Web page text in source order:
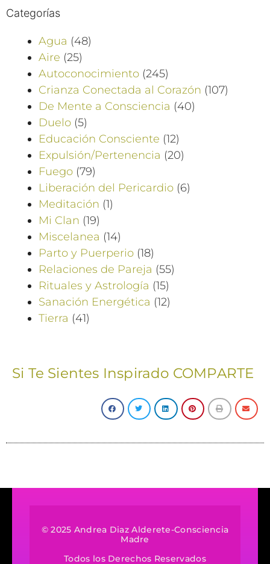
Categorías
Agua (48)
Aire (25)
Autoconocimiento (245)
Crianza Conectada al Corazón (107)
De Mente a Consciencia (40)
Duelo (5)
Educación Consciente (12)
Expulsión/Pertenencia (20)
Fuego (79)
Liberación del Pericardio (6)
Meditación (1)
Mi Clan (19)
Miscelanea (14)
Parto y Puerperio (18)
Relaciones de Pareja (55)
Rituales y Astrología (15)
Sanación Energética (12)
Tierra (41)
Si Te Sientes Inspirado COMPARTE
© 2025 Andrea Diaz Alderete-Consciencia
Madre
Todos los Derechos Reservados